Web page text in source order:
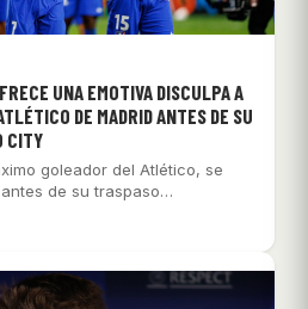
UNA EMOTIVA DISCULPA A
DE MADRID ANTES DE SU
CITY
goleador del Atlético, se
de su traspaso…